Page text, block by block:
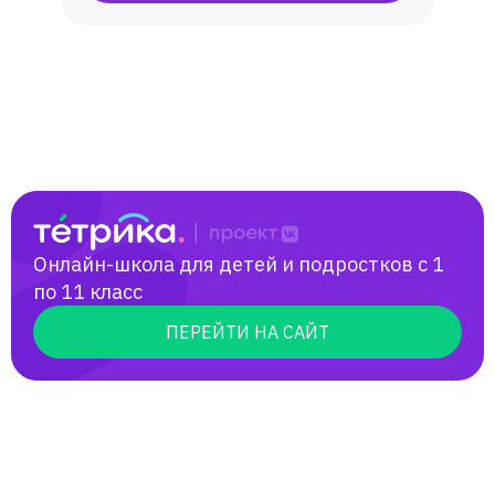
Онлайн-школа для детей и подростков с 1
по 11 класс
ПЕРЕЙТИ НА САЙТ